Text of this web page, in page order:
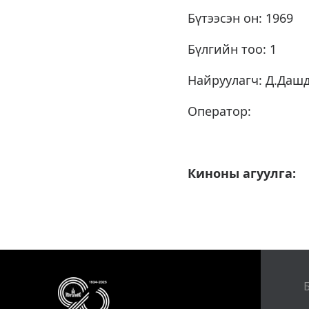
Бүтээсэн он: 1969
Бүлгийн тоо: 1
Найруулагч:
Оператор:
Киноны агуулга: